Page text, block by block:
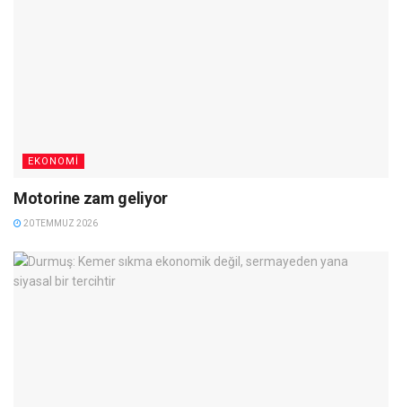
EKONOMI
Motorine zam geliyor
20 TEMMUZ 2026